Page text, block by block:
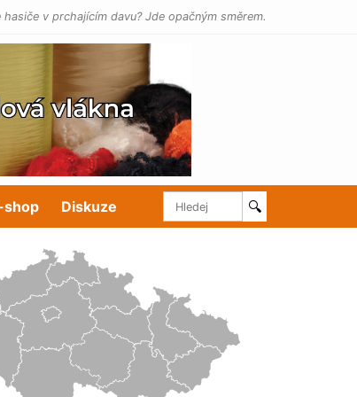
v prchajícím davu? Jde opačným směrem.
shop Diskuze 🔍